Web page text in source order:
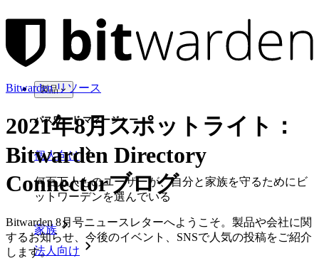
製品
パスワード マネージャー
個人向け
何百万人ものユーザーが、自分と家族を守るためにビ
ットワーデンを選んでいる
家族
法人向け
Bitwarden リソース
2021年8月スポットライト：
Bitwarden Directory
Connectorブログ
Bitwarden 8月号ニュースレターへようこそ。製品や会社に関
するお知らせ、今後のイベント、SNSで人気の投稿をご紹介
します。